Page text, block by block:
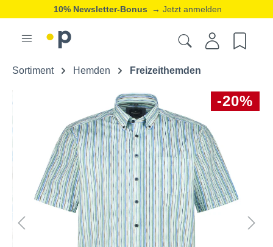
10% Newsletter-Bonus → Jetzt anmelden
Sortiment Hemden Freizeithemden
-20%